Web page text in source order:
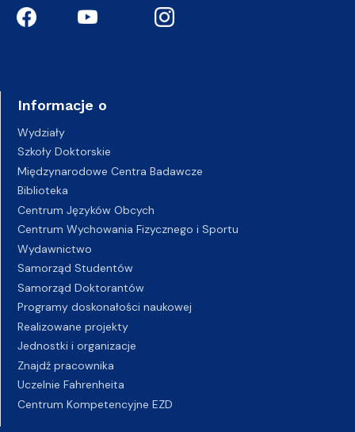
Informacje o
Wydziały
Szkoły Doktorskie
Międzynarodowe Centra Badawcze
Biblioteka
Centrum Języków Obcych
Centrum Wychowania Fizycznego i Sportu
Wydawnictwo
Samorząd Studentów
Samorząd Doktorantów
Programy doskonałości naukowej
Realizowane projekty
Jednostki i organizacje
Znajdź pracownika
Uczelnie Fahrenheita
Centrum Kompetencyjne EZD